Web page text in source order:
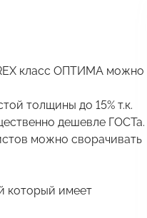
класс ОПТИМА можно
толщины до 15% т.к.
дешевле ГОСТа.
можно сворачивать
который имеет